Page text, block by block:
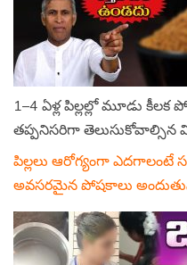
1–4 ఏళ్ల పిల్లల్లో మూడు కీలక
తప్పనిసరిగా తెలుసుకోవాల్సిన
పిల్లలు ఆరోగ్యంగా
అవసరమైన పోషకాలు